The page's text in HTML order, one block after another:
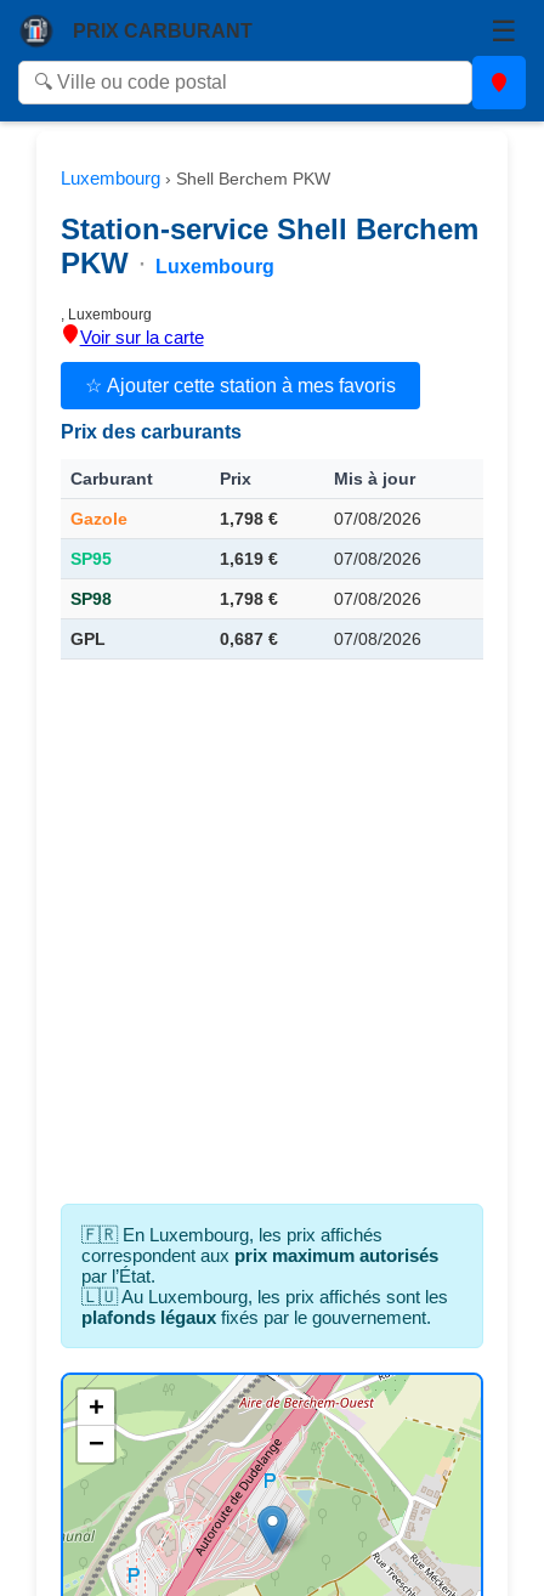
PRIX CARBURANT ☰
Luxembourg› Shell Berchem PKW
Station-service Shell Berchem
PKW · Luxembourg
, Luxembourg
Voir sur la carte
☆ Ajouter cette station à mes favoris
Prix des carburants
Carburant Prix Mis à jour
Gazole 1,798 € 07/08/2026
SP95 1,619 € 07/08/2026
SP98 1,798 € 07/08/2026
GPL 0,687 € 07/08/2026
🇫🇷 En Luxembourg, les prix affichés
correspondent aux prix maximum autorisés
par l’État.
🇱🇺 Au Luxembourg, les prix affichés sont les
plafonds légauxfixés par le gouvernement.
+
−